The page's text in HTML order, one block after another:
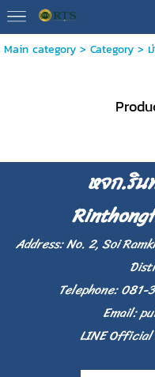
Main category> Category>
หจก.ริ
Address: No. 2, Soi
Telephone:
Email:
LINE